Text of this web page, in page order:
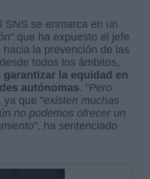
SNS se enmarca en un
" que ha expuesto el jefe
la prevención de las
todos los ámbitos,
la equidad en
autónomas. "Pero
ya que "existen muchas
no podemos ofrecer un
", ha sentenciado